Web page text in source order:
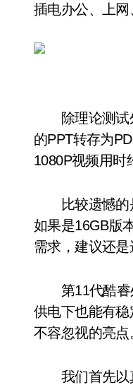
插电办公、上
除理论测试外
的PPT转存为
1080P视频用时
比较遗憾的是
如果是16GB版
需求，建议还是
第11代酷睿处
供电下也能有
不容忽视的亮点
我们首先以真